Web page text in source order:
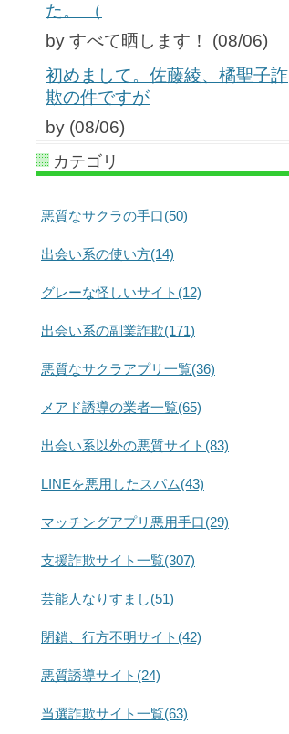
た。 （
by すべて晒します！ (08/06)
初めまして。佐藤綾、橘聖子詐
欺の件ですが
by (08/06)
カテゴリ
悪質なサクラの手口(50)
出会い系の使い方(14)
グレーな怪しいサイト(12)
出会い系の副業詐欺(171)
悪質なサクラアプリ一覧(36)
メアド誘導の業者一覧(65)
出会い系以外の悪質サイト(83)
LINEを悪用したスパム(43)
マッチングアプリ悪用手口(29)
支援詐欺サイト一覧(307)
芸能人なりすまし(51)
閉鎖、行方不明サイト(42)
悪質誘導サイト(24)
当選詐欺サイト一覧(63)